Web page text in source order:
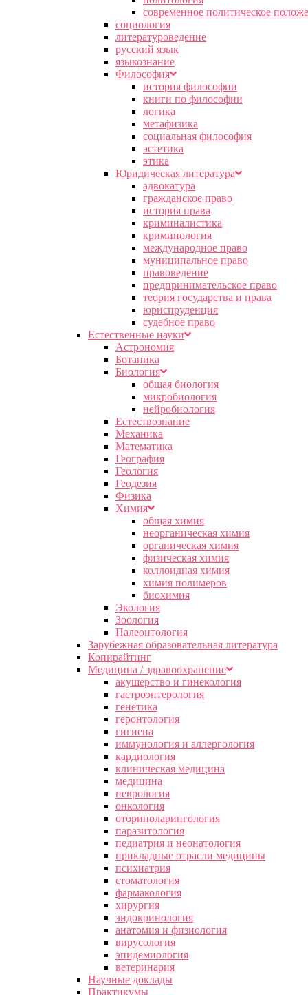
современное политическое
социология
литературоведение
русский язык
языкознание
Философия
история философии
книги по философии
логика
метафизика
социальная философия
эстетика
этика
Юридическая литература
адвокатура
гражданское право
история права
криминалистика
криминология
международное право
муниципальное право
правоведение
предпринимательское право
теория государства и права
юриспруденция
судебное право
Естественные науки
Астрономия
Ботаника
Биология
общая биология
микробиология
нейробиология
Естествознание
Механика
Математика
География
Геология
Геодезия
Физика
Химия
общая химия
неорганическая химия
органическая химия
физическая химия
коллоидная химия
химия полимеров
биохимия
Экология
Зоология
Палеонтология
Зарубежная образовательная литература
Копирайтинг
Медицина / здравоохранение
акушерство и гинекология
гастроэнтерология
генетика
геронтология
гигиена
иммунология и аллергология
кардиология
клиническая медицина
медицина
неврология
онкология
оториноларингология
паразитология
педиатрия и неонатология
прикладные отрасли медицины
психиатрия
стоматология
фармакология
хирургия
эндокринология
анатомия и физиология
вирусология
эпидемиология
ветеринария
Научные доклады
Практикумы